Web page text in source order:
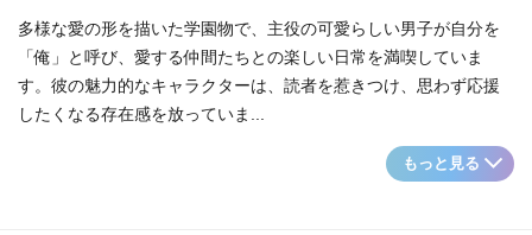
多様な愛の形を描いた学園物で、主役の可愛らしい男子が自分を
「俺」と呼び、愛する仲間たちとの楽しい日常を満喫していま
す。彼の魅力的なキャラクターは、読者を惹きつけ、思わず応援
したくなる存在感を放っていま...
もっと見る